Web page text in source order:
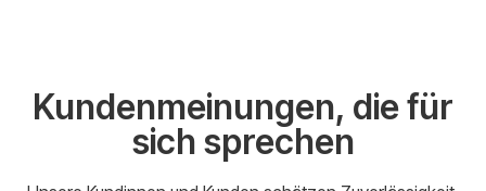
Kundenmeinungen, die für
sich sprechen